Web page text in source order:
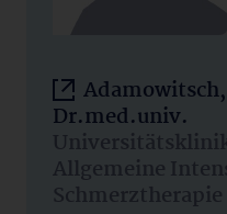
Dr.med.univ.
Allgemeine
Schmerztherapie